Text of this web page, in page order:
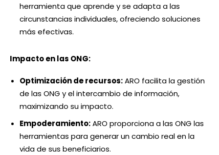
herramienta que aprende y se adapta a las
circunstancias individuales, ofreciendo soluciones
más efectivas.
Impacto en las ONG:
Optimización de recursos:ARO facilita la gestión
de las ONG y el intercambio de información,
maximizando su impacto.
Empoderamiento:ARO proporciona a las ONG las
herramientas para generar un cambio real en la
vida de sus beneficiarios.